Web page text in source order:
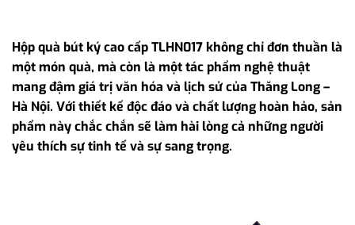
Hộp quà bút ký cao cấp TLHN017 không chỉ đơn thuần là
một món quà, mà còn là một tác phẩm nghệ thuật
mang đậm giá trị văn hóa và lịch sử của Thăng Long –
Hà Nội. Với thiết kế độc đáo và chất lượng hoàn hảo, sản
phẩm này chắc chắn sẽ làm hài lòng cả những người
yêu thích sự tinh tế và sự sang trọng.